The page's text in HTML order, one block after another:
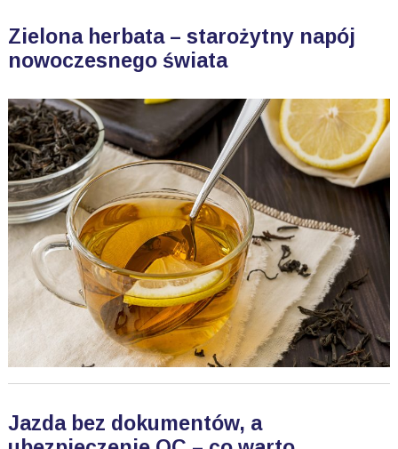
Zielona herbata – starożytny napój
nowoczesnego świata
Jazda bez dokumentów, a